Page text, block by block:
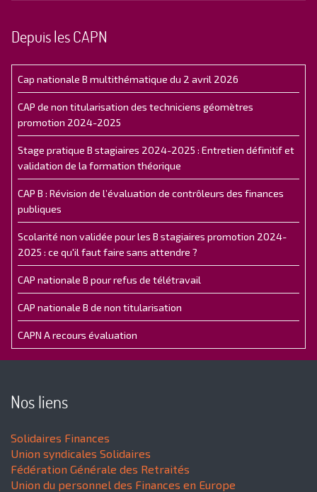
Depuis les CAPN
Cap nationale B multithématique du 2 avril 2026
CAP de non titularisation des techniciens géomètres
promotion 2024-2025
Stage pratique B stagiaires 2024-2025 : Entretien définitif et
validation de la formation théorique
CAP B : Révision de l’évaluation de contrôleurs des finances
publiques
Scolarité non validée pour les B stagiaires promotion 2024-
2025 : ce qu'il faut faire sans attendre ?
CAP nationale B pour refus de télétravail
CAP nationale B de non titularisation
CAPN A recours évaluation
Nos liens
Solidaires Finances
Union syndicales Solidaires
Fédération Générale des Retraités
Union du personnel des Finances en Europe